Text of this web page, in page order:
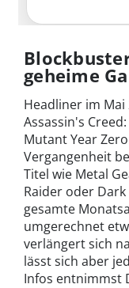
geheime
Headliner im Mai
Assassin's
Mutant Year
Vergangenheit
Titel wie Metal
Raider oder
gesamte
umgerechnet
verlängert sich
lässt sich aber
Infos entnimmst